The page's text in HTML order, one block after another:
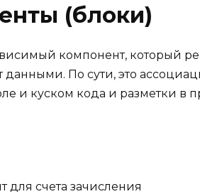
(блоки)
компонент, который
данными. По сути, это
и куском кода и разметки в
для счета зачисления